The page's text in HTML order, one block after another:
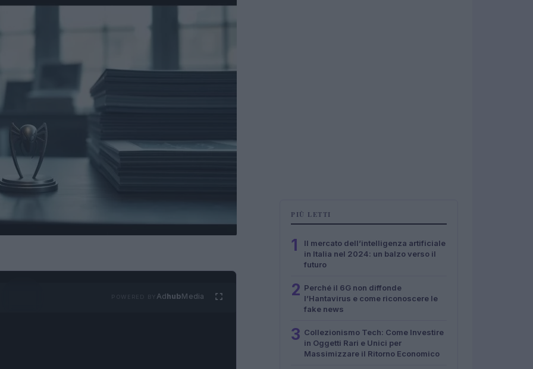
AdhubMedia
PIÙ LETTI
1
Il mercato dell’intelligenza artificiale
in Italia nel 2024: un balzo verso il
futuro
2 Perché il 6G non diffonde
l’Hantavirus e come riconoscere le
fake news
3 Collezionismo Tech: Come Investire
in Oggetti Rari e Unici per
Massimizzare il Ritorno Economico